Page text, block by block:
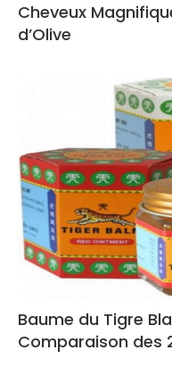
Cheveux
d’Olive
Baume du Tigre
Comparaison des